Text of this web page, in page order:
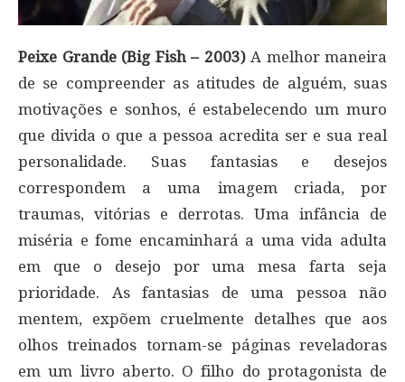
Peixe Grande (Big Fish – 2003)A melhor maneira
de se compreender as atitudes de alguém, suas
motivações e sonhos, é estabelecendo um muro
que divida o que a pessoa acredita ser e sua real
personalidade. Suas fantasias e desejos
correspondem a uma imagem criada, por
traumas, vitórias e derrotas. Uma infância de
miséria e fome encaminhará a uma vida adulta
em que o desejo por uma mesa farta seja
prioridade. As fantasias de uma pessoa não
mentem, expõem cruelmente detalhes que aos
olhos treinados tornam-se páginas reveladoras
em um livro aberto. O filho do protagonista de